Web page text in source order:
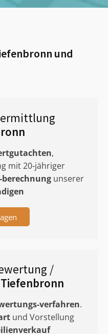
und
,
mit 20-jähriger
unserer
/
Tiefenbronn
verfahren.
und Vorstellung